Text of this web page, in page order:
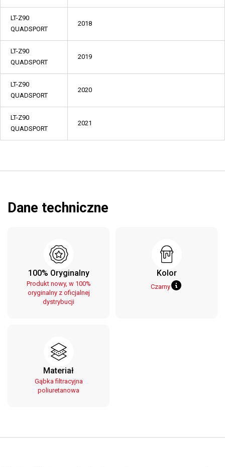
LT-Z90
QUADSPORT
2018
LT-Z90
QUADSPORT
2019
LT-Z90
QUADSPORT
2020
LT-Z90
QUADSPORT
2021
Dane techniczne
100% Oryginalny
Produkt nowy, w 100%
oryginalny z oficjalnej
dystrybucji
Kolor
Czarny
Materiał
Gąbka filtracyjna
poliuretanowa